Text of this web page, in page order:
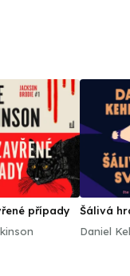
případy
Šálivá
Daniel